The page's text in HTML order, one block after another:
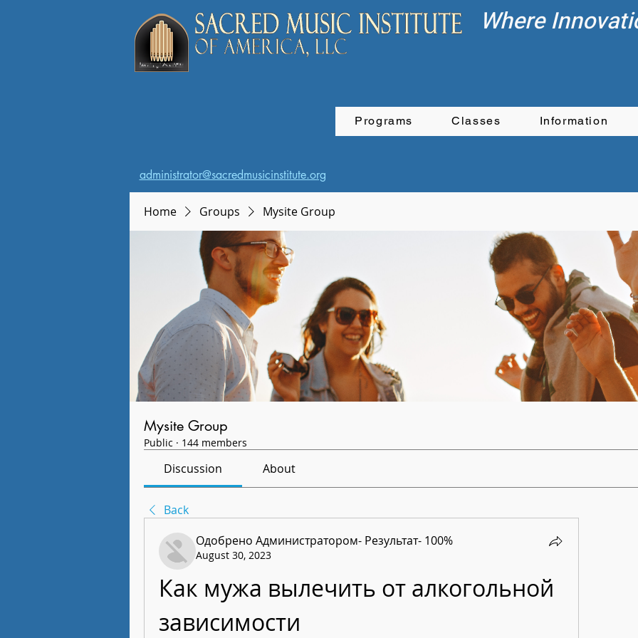
Where
Programs Classes Information
administrator@sacredmusicinstitute.org
Home Groups Mysite Group
Mysite Group
Public · 144 members
Discussion About
Back
Одобрено Администратором- Результат- 100%
August 30, 2023
Как мужа вылечить от алкогольной
зависимости